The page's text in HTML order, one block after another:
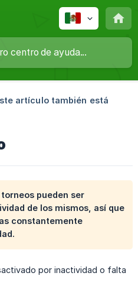
artículo también está
pueden ser
de los mismos, así que
constantemente
por inactividad o falta